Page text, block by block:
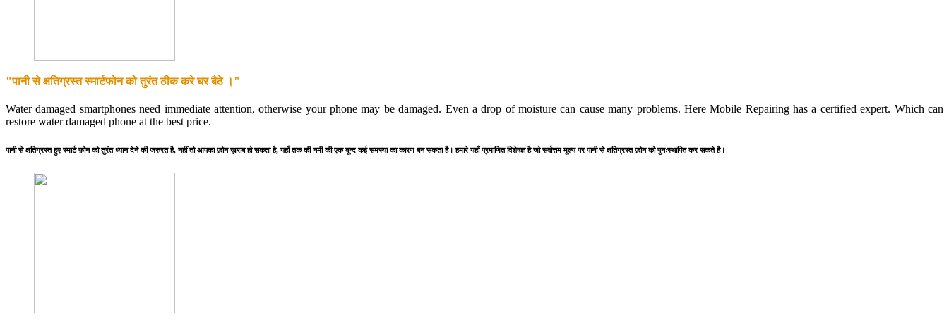
"पानी से क्षतिग्रस्त स्मार्टफोन को तुरंत ठीक करे घर बैठे ।"
Water damaged smartphones need immediate attention, otherwise your phone may be damaged. Even a drop of moisture can cause many problems. Here Mobile Repairing has a certified expert. Which can
restore water damaged phone at the best price.
पानी से क्षतिग्रस्त हुए स्मार्ट फ़ोन को तुरंत ध्यान देने की जरुरत है, नहीं तो आपका फ़ोन ख़राब हो सकता है, यहाँ तक की नमी की एक बून्द कई समस्या का कारण बन सकता है। हमारे यहाँ प्रमाणित विशेषज्ञ है जो सर्वोत्तम मूल्य पर पानी से क्षतिग्रस्त फ़ोन को पुनःस्थापित कर सकते है।